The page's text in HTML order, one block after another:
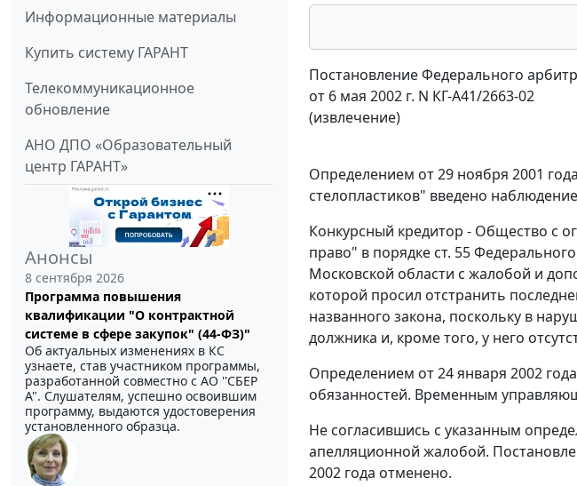
Информационные материалы
Купить систему ГАРАНТ
Телекоммуникационное
обновление
АНО ДПО «Образовательный
центр ГАРАНТ»
Анонсы
8 сентября 2026
Программа повышения
квалификации "О контрактной
системе в сфере закупок" (44-ФЗ)"
Об актуальных изменениях в КС
узнаете, став участником программы,
разработанной совместно с АО ''СБЕР
А". Слушателям, успешно освоившим
программу, выдаются удостоверения
установленного образца.
Постановление Федерального
от 6 мая 2002 г. N КГ-А41/2663-02
(извлечение)
Определением от 29 ноября 2001
стелопластиков" введено
Конкурсный кредитор - Общество с
право" в порядке ст. 55
Московской области с жалобой и
которой просил отстранить
названного закона, поскольку в
должника и, кроме того, у него
Определением от 24 января 2002
обязанностей. Временным
Не согласившись с указанным
апелляционной жалобой.
2002 года отменено.